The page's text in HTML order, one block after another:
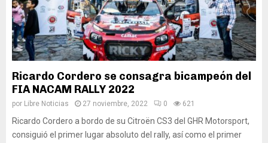
Ricardo Cordero se consagra bicampeón del
FIA NACAM RALLY 2022
por Libre Noticias 27 noviembre, 2022 0 621
Ricardo Cordero a bordo de su Citroën CS3 del GHR Motorsport,
consiguió el primer lugar absoluto del rally, así como el primer